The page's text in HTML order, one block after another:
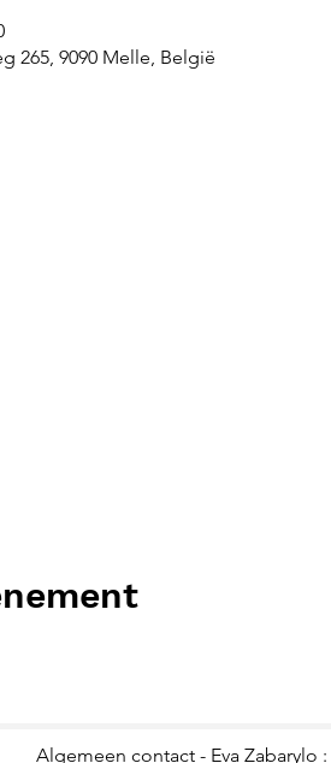
265, 9090 Melle, België
Algemeen contact - Eva Zabarylo :